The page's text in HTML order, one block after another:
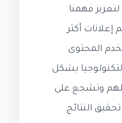
فهمنا
أكثر
المحتوى
بشكل
تلهم وتشجع على
النتائج